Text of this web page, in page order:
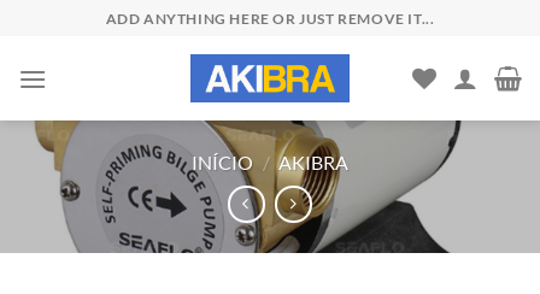
content
ADD ANYTHING HERE OR JUST REMOVE IT...
INÍCIO / AKIBRA